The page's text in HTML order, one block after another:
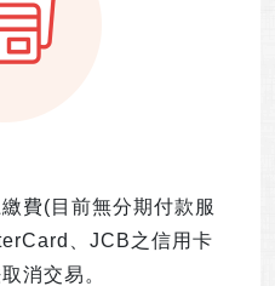
費(目前無分期付款服
、JCB之信用卡
消交易。